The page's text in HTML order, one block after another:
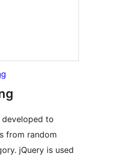
to
from random
jQuery is used